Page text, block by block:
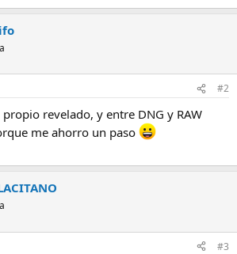
#2
revelado, y entre DNG y RAW
me ahorro un paso
#3